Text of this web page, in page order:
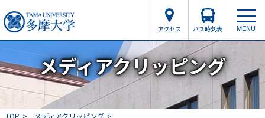
アクセス バス時刻表 MENU
メディアクリッピング
TOP メディアクリッピング